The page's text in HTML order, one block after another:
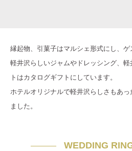
縁起物、引菓子はマルシェ形式にし、ゲ
軽井沢らしいジャムやドレッシング、
トはカタログギフトにしています。
ホテルオリジナルで軽井沢らしさもあ
ました。
WEDDING